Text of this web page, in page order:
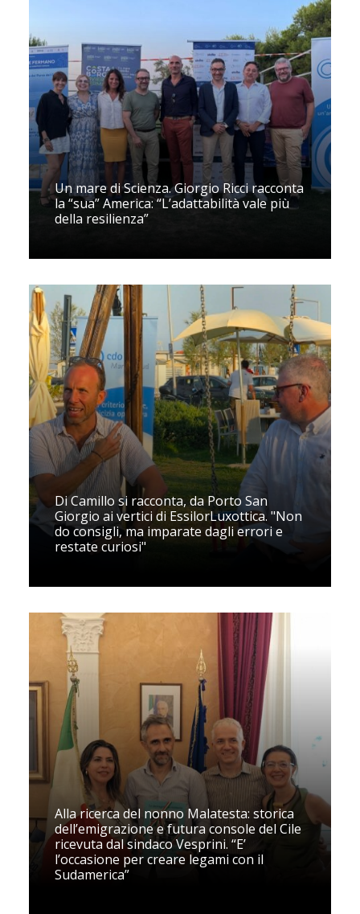
Un mare di Scienza. Giorgio Ricci racconta
la “sua” America: “L’adattabilità vale più
della resilienza”
Di Camillo si racconta, da Porto San
Giorgio ai vertici di EssilorLuxottica. "Non
do consigli, ma imparate dagli errori e
restate curiosi"
Alla ricerca del nonno Malatesta: storica
dell’emigrazione e futura console del Cile
ricevuta dal sindaco Vesprini. “E’
l’occasione per creare legami con il
Sudamerica”